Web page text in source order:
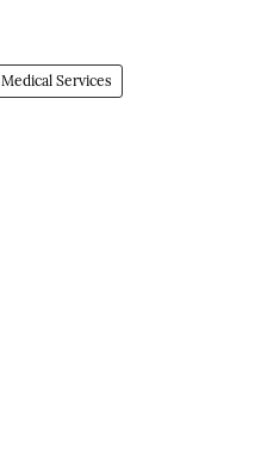
Medical Services